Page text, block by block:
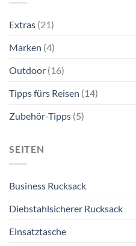
Extras (21)
Marken (4)
Outdoor (16)
Tipps fürs Reisen (14)
Zubehör-Tipps (5)
SEITEN
Business Rucksack
Diebstahlsicherer Rucksack
Einsatztasche